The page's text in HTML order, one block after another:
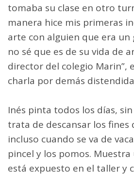
tomaba su clase en otro
manera hice mis primeras
arte con alguien que era
no sé que es de su vida de
director del colegio Marin”,
charla por demás
Inés pinta todos los días,
trata de descansar los fines
incluso cuando se va de
pincel y los pomos.
está expuesto en el taller y